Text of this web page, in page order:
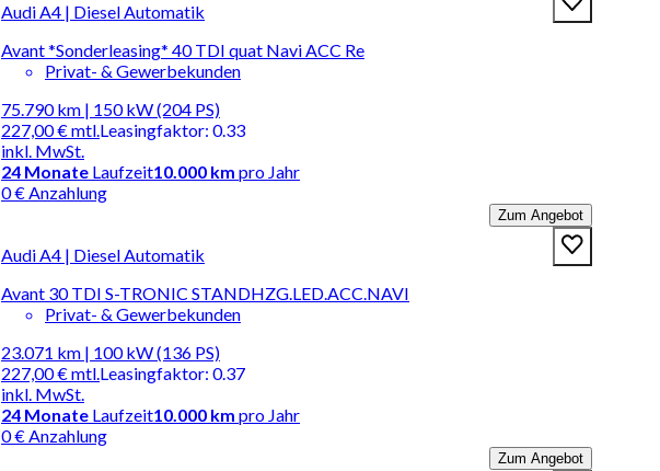
Audi A4 | Diesel Automatik
Avant *Sonderleasing* 40 TDI quat Navi ACC Re
Privat- & Gewerbekunden
75.790 km | 150 kW (204 PS)
227,00 €mtl.
inkl. MwSt.
Leasingfaktor: 0.33
24 Monate Laufzeit10.000 km pro Jahr
0 € Anzahlung
Zum Angebot
Audi A4 | Diesel Automatik
Avant 30 TDI S-TRONIC STANDHZG.LED.ACC.NAVI
Privat- & Gewerbekunden
23.071 km | 100 kW (136 PS)
227,00 €mtl.
inkl. MwSt.
Leasingfaktor: 0.37
24 Monate Laufzeit10.000 km pro Jahr
0 € Anzahlung
Zum Angebot